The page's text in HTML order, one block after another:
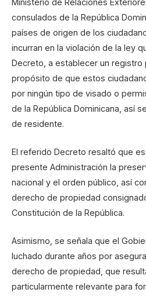
Ministerio de Relaciones
consulados de la República
países de origen de los
incurran en la violación de la ley
Decreto, a establecer un registro
propósito de que estos
por ningún tipo de visado o
de la República Dominicana, así
de residente.
El referido Decreto resaltó que
presente Administración la
nacional y el orden público, así
derecho de propiedad
Constitución de la República.
Asimismo, se señala que el
luchado durante años por
derecho de propiedad, que
particularmente relevante para